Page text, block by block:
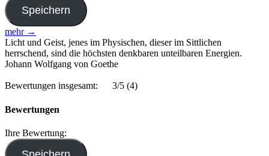
mehr →
Licht und Geist, jenes im Physischen, dieser im Sittlichen
herrschend, sind die höchsten denkbaren unteilbaren Energien.
Johann Wolfgang von Goethe
Bewertungen insgesamt: 3/5 (4)
Bewertungen
Ihre Bewertung: